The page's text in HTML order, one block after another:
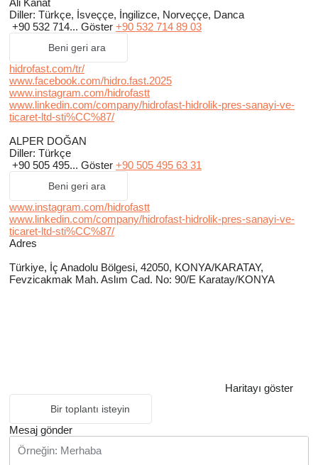
Ali Kanat
Diller: Türkçe, İsveççe, İngilizce, Norveççe, Danca
+90 532 714... Göster +90 532 714 89 03
Beni geri ara
hidrofast.com/tr/
www.facebook.com/hidro.fast.2025
www.instagram.com/hidrofastt
www.linkedin.com/company/hidrofast-hidrolik-pres-sanayi-ve-
ticaret-ltd-sti%CC%87/
ALPER DOĞAN
Diller: Türkçe
+90 505 495... Göster +90 505 495 63 31
Beni geri ara
www.instagram.com/hidrofastt
www.linkedin.com/company/hidrofast-hidrolik-pres-sanayi-ve-
ticaret-ltd-sti%CC%87/
Adres
Türkiye, İç Anadolu Bölgesi, 42050, KONYA/KARATAY,
Fevzicakmak Mah. Aslım Cad. No: 90/E Karatay/KONYA
Haritayı göster
Bir toplantı isteyin
Mesaj gönder